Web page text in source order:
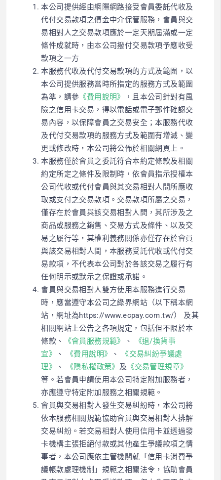
本公司提供經由網際網路接受會員委託代收及
代付交易款項之價金中介保管服務，會員與交
易相對人之交易款項應於一定天期屆滿或一定
條件成就時，由本公司撥付交易款項予應收受
款項之一方
本服務代收及代付交易款項的方式及範圍，以
本公司提供服務當時所指定的服務方式及範圍
為準，請參 《費用說明》
，且本公司針對有風
險之信用卡交易，得以電話或電子郵件確認交
易內容，以保障會員之交易安全；本服務代收
及代付交易款項的服務方式及範圍有增減、變
更或修改時，本公司將公佈於相關網頁上。
本服務僅於會員之委託符合本約定條款及相關
約定所定之條件及限制時，依會員指示授權本
公司代收或代付會員與其交易相對人間所應收
取或支付之交易款項。交易款項所屬之交易，
僅存在於會員與該交易相對人間，其所涉及之
商品或服務之銷售、交易方式及條件、以及交
易之履行等，其權利義務關係亦僅存在於會員
與該交易相對人間，本服務受託代收或代付交
易款項，不代表本公司對於各該交易之履行有
任何明示或默示之保證或承諾。
會員與交易相對人雙方使用本服務進行交易
時，應當遵守本公司之綠界網站（以下稱本網
站，網址為https://www.ecpay.com.tw/） 及其
相關網站上公告之各項規定，包括但不限於本
條款、
《會員服務規範》 、
《退/換貨事
宜》
、 《費用說明》 、
《交易糾紛爭議處
理》
、 《隱私權政策》 及 《交易管理規章》
等。若會員申請使用本公司特定附加服務者，
亦應遵守特定附加服務之相關規範。
會員與交易相對人發生交易糾紛時，本公司將
依本服務相關規範協助會員與交易相對人排解
交易糾紛。若交易相對人使用信用卡並透過發
卡機構主張拒絕付款或其他產生爭議款項之情
事者，本公司應依主管機關就「信用卡消費爭
議帳款處理機制」規範之相關法令，協助會員